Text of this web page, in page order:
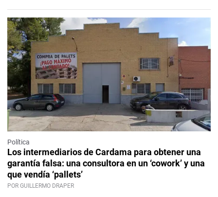
Política
Los intermediarios de Cardama para obtener una
garantía falsa: una consultora en un ‘cowork’ y una
que vendía ‘pallets’
POR GUILLERMO DRAPER